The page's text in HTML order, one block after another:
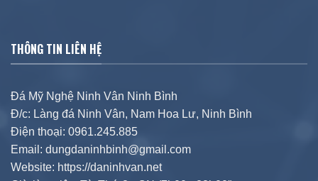
THÔNG TIN LIÊN HỆ
Đá Mỹ Nghệ Ninh Vân Ninh Bình
Đ/c: Làng đá Ninh Vân, Nam Hoa Lư, Ninh Bình
Điện thoại: 0961.245.885
Email: dungdaninhbinh@gmail.com
Website: https://daninhvan.net